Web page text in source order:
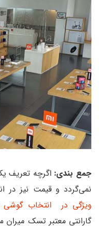
جمع بندی: اگرچه تعریف
نمی‌گردد و قیمت نیز در
ویژگی در انتخاب گوشی
گارانتی معتبر تسک میران